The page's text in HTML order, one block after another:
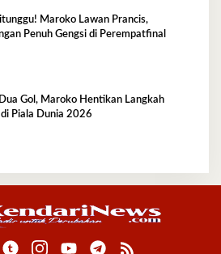
Maroko Lawan Prancis,
Penuh Gengsi di Perempatfinal
Gol, Maroko Hentikan Langkah
di Piala Dunia 2026